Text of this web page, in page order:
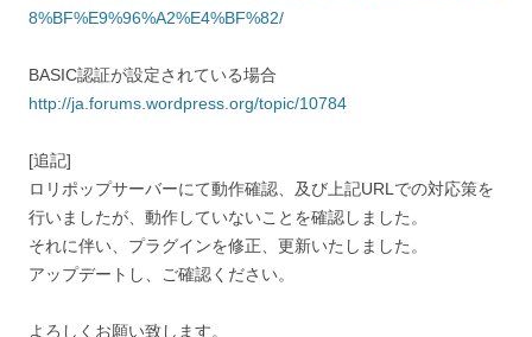
8%BF%E9%96%A2%E4%BF%82/
BASIC認証が設定されている場合
http://ja.forums.wordpress.org/topic/10784
[追記]
ロリポップサーバーにて動作確認、及び上記URLでの対応策を
行いましたが、動作していないことを確認しました。
それに伴い、プラグインを修正、更新いたしました。
アップデートし、ご確認ください。
よろしくお願い致します。